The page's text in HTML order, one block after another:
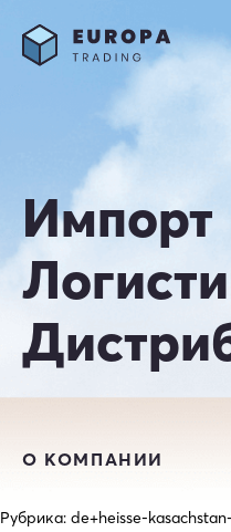
Импорт
О КОМПАНИИ
Рубрика: de+heisse-